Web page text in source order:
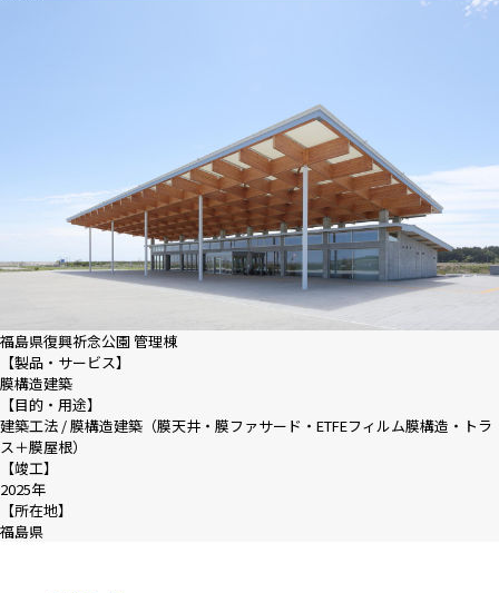
福島県復興祈念公園 管理棟
【製品・サービス】
膜構造建築
【目的・用途】
建築工法 / 膜構造建築（膜天井・膜ファサード・ETFEフィルム膜構造・トラ
ス＋膜屋根）
【竣工】
2025年
【所在地】
福島県